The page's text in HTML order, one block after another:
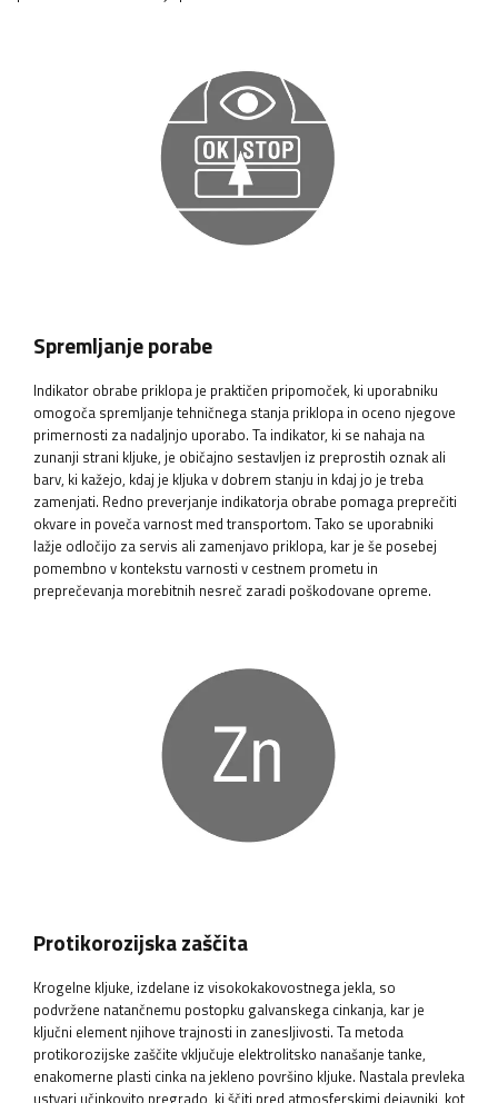
Spremljanje porabe
Indikator obrabe priklopa je praktičen pripomoček, ki uporabniku
omogoča spremljanje tehničnega stanja priklopa in oceno njegove
primernosti za nadaljnjo uporabo. Ta indikator, ki se nahaja na
zunanji strani kljuke, je običajno sestavljen iz preprostih oznak ali
barv, ki kažejo, kdaj je kljuka v dobrem stanju in kdaj jo je treba
zamenjati. Redno preverjanje indikatorja obrabe pomaga preprečiti
okvare in poveča varnost med transportom. Tako se uporabniki
lažje odločijo za servis ali zamenjavo priklopa, kar je še posebej
pomembno v kontekstu varnosti v cestnem prometu in
preprečevanja morebitnih nesreč zaradi poškodovane opreme.
Protikorozijska zaščita
Krogelne kljuke, izdelane iz visokokakovostnega jekla, so
podvržene natančnemu postopku galvanskega cinkanja, kar je
ključni element njihove trajnosti in zanesljivosti. Ta metoda
protikorozijske zaščite vključuje elektrolitsko nanašanje tanke,
enakomerne plasti cinka na jekleno površino kljuke. Nastala prevleka
ustvari učinkovito pregrado, ki ščiti pred atmosferskimi dejavniki, kot